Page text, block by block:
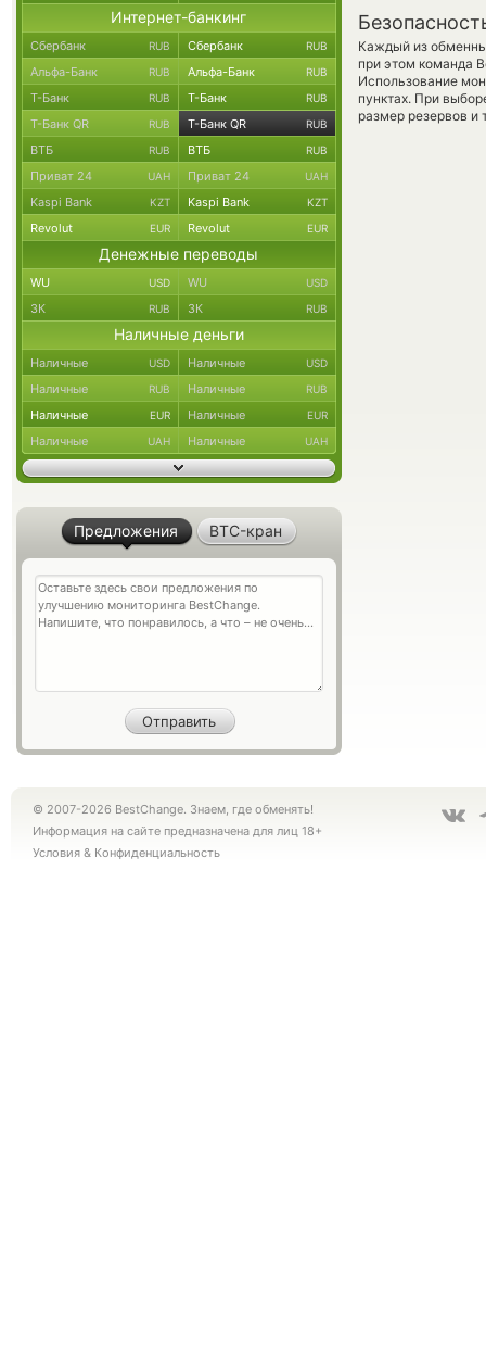
Каждый из
при этом команда
Использование
пунктах. При
размер резервов и
Интернет-банкинг
Сбербанк RUB Сбербанк RUB
Альфа-Банк RUB Альфа-Банк RUB
Т-Банк RUB Т-Банк RUB
Т-Банк QR RUB Т-Банк QR RUB
ВТБ RUB ВТБ RUB
Приват 24 UAH Приват 24 UAH
Kaspi Bank KZT Kaspi Bank KZT
Revolut EUR Revolut EUR
Денежные переводы
WU USD WU USD
ЗК RUB ЗК RUB
Наличные деньги
Наличные USD Наличные USD
Наличные RUB Наличные RUB
Наличные EUR Наличные EUR
Наличные UAH Наличные UAH
Предложения BTC-кран
© 2007-2026 BestChange. Знаем, где обменять!
Информация на сайте предназначена для лиц 18+
Условия & Конфиденциальность